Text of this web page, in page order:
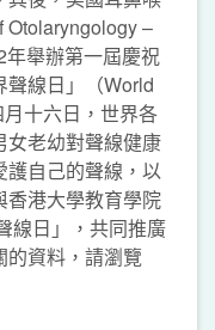
Otolaryngology –
舉辦第一屆慶祝
聲線日」（World
十六日，世界各
女老幼對聲線健康
護自己的聲線，以
香港大學教育學院
線日」，共同推廣
的資料，請瀏覽